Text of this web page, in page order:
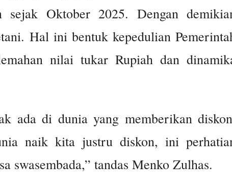
sejak Oktober 2025. Dengan
Hal ini bentuk kepedulian
nilai tukar Rupiah dan
ada di dunia yang memberikan
naik kita justru diskon, ini
swasembada,” tandas Menko Zulhas.